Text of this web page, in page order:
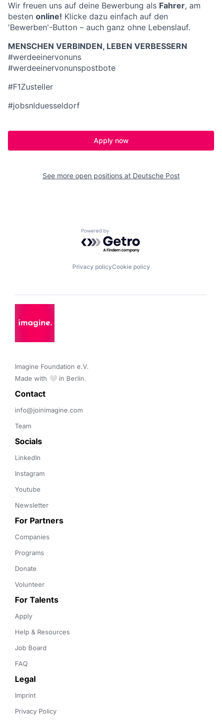
Wir freuen uns auf deine Bewerbung als Fahrer, am
besten online! Klicke dazu einfach auf den
'Bewerben'-Button – auch ganz ohne Lebenslauf.
MENSCHEN VERBINDEN, LEBEN VERBESSERN
#werdeeinervonuns
#werdeeinervonunspostbote
#F1Zusteller
#jobsnlduesseldorf
Apply now
See more open positions at Deutsche Post
Powered by Getro.com
Privacy policyCookie policy
Imagine Foundation e.V.
Made with 🤍 in Berlin.
Contact
info@joinimagine.com
Team
Socials
LinkedIn
Instagram
Youtube
Newsletter
For Partners
Companies
Programs
Donate
Volunteer
For Talents
Apply
Help & Resources
Job Board
FAQ
Legal
Imprint
Privacy Policy